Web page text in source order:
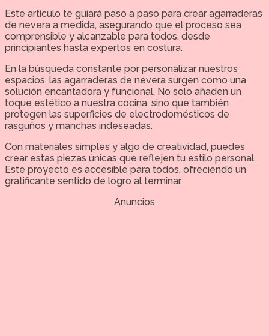
Este artículo te guiará paso a paso para crear agarraderas
de nevera a medida, asegurando que el proceso sea
comprensible y alcanzable para todos, desde
principiantes hasta expertos en costura.
En la búsqueda constante por personalizar nuestros
espacios, las agarraderas de nevera surgen como una
solución encantadora y funcional. No solo añaden un
toque estético a nuestra cocina, sino que también
protegen las superficies de electrodomésticos de
rasguños y manchas indeseadas.
Con materiales simples y algo de creatividad, puedes
crear estas piezas únicas que reflejen tu estilo personal.
Este proyecto es accesible para todos, ofreciendo un
gratificante sentido de logro al terminar.
Anuncios